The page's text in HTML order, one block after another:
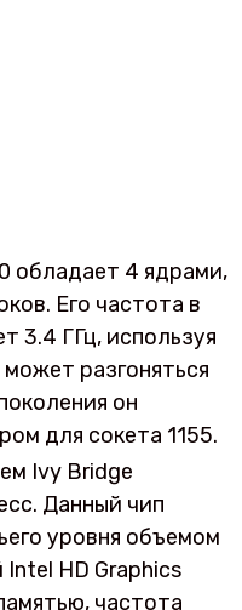
обладает 4 ядрами,
Его частота в
3.4 ГГц, используя
разгоняться
он
для сокета 1155.
Ivy Bridge
Данный чип
уровня объемом
HD Graphics
частота